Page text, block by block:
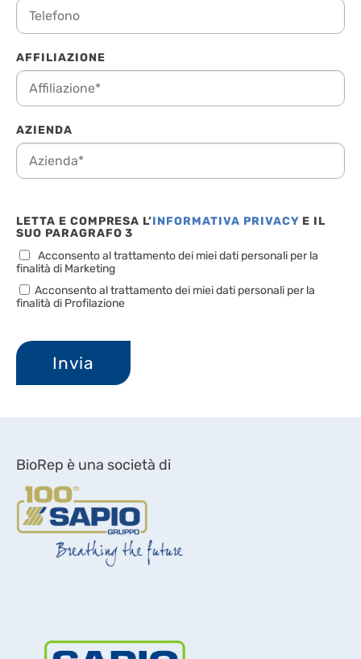
AFFILIAZIONE
AZIENDA
LETTA E COMPRESA L’INFORMATIVA PRIVACY E IL
SUO PARAGRAFO 3
Acconsento al trattamento dei miei dati personali per la
finalità di Marketing
Acconsento al trattamento dei miei dati personali per la
finalità di Profilazione
BioRep è una società di